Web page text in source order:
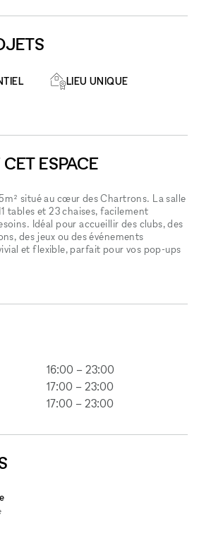
LIEU UNIQUE
ESPACE
situé au cœur des Chartrons. La salle
tables et 23 chaises, facilement
Idéal pour accueillir des clubs, des
des jeux ou des événements
et flexible, parfait pour vos pop-ups
16:00 – 23:00
17:00 – 23:00
17:00 – 23:00